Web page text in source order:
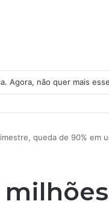
para venda de
queda de 90% em